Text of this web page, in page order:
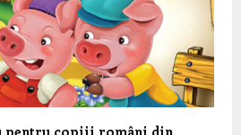
pentru copiii români din